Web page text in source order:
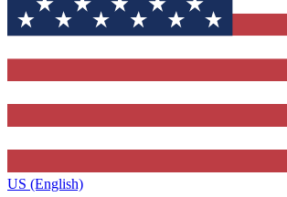
US (English)